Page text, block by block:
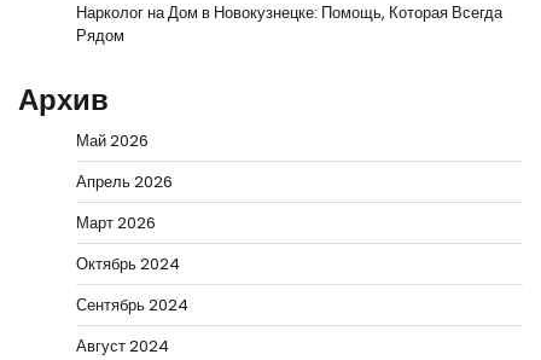
Нарколог на Дом в Новокузнецке: Помощь, Которая Всегда
Рядом
Архив
Май 2026
Апрель 2026
Март 2026
Октябрь 2024
Сентябрь 2024
Август 2024